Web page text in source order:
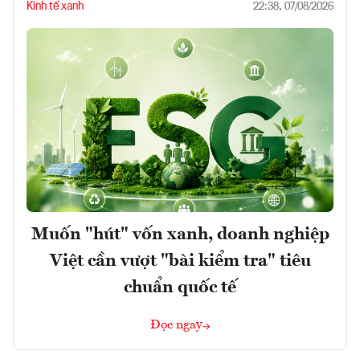
Kinh tế xanh 22:38, 07/08/2026
Muốn "hút" vốn xanh, doanh nghiệp
Việt cần vượt "bài kiểm tra" tiêu
chuẩn quốc tế
Đọc ngay